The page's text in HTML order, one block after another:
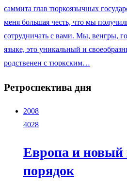
саммита глав тюркоязычных
меня большая честь, что мы
сотрудничать с вами. Мы, венгры,
языке, это уникальный и
родственен с тюркским…
Ретроспектива дня
2008
4028
Европа и новый
порядок